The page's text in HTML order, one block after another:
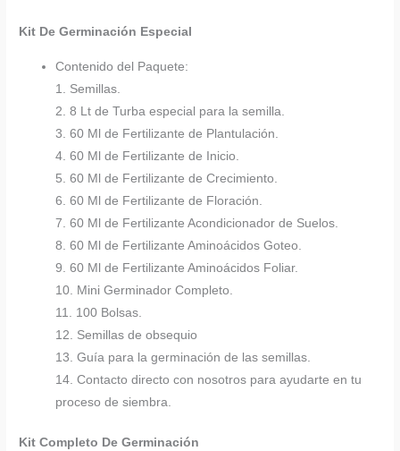
Kit De Germinación Especial
Contenido del Paquete:
1. Semillas.
2. 8 Lt de Turba especial para la semilla.
3. 60 Ml de Fertilizante de Plantulación.
4. 60 Ml de Fertilizante de Inicio.
5. 60 Ml de Fertilizante de Crecimiento.
6. 60 Ml de Fertilizante de Floración.
7. 60 Ml de Fertilizante Acondicionador de Suelos.
8. 60 Ml de Fertilizante Aminoácidos Goteo.
9. 60 Ml de Fertilizante Aminoácidos Foliar.
10. Mini Germinador Completo.
11. 100 Bolsas.
12. Semillas de obsequio
13. Guía para la germinación de las semillas.
14. Contacto directo con nosotros para ayudarte en tu
proceso de siembra.
Kit Completo De Germinación